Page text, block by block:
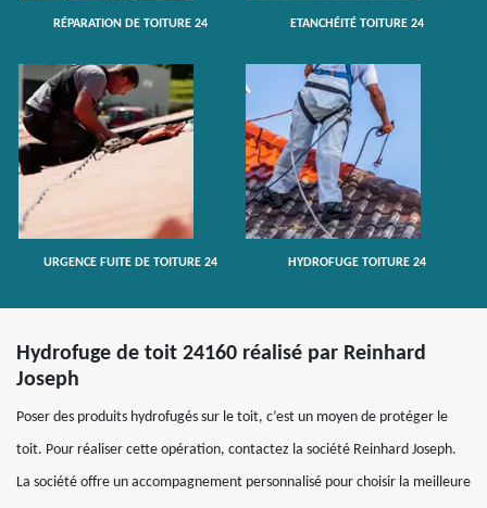
RÉPARATION DE TOITURE 24 ETANCHÉITÉ TOITURE 24
URGENCE FUITE DE TOITURE 24 HYDROFUGE TOITURE 24
Hydrofuge de toit 24160 réalisé par Reinhard
Joseph
Poser des produits hydrofugés sur le toit, c’est un moyen de protéger le
toit. Pour réaliser cette opération, contactez la société Reinhard Joseph.
La société offre un accompagnement personnalisé pour choisir la meilleure